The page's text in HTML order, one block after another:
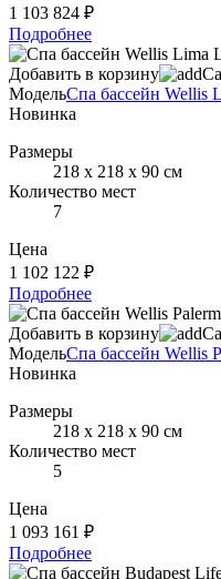
1 103 824 ₽
Подробнее
Добавить в корзину
МодельСпа бассейн Wellis
Новинка
Размеры
218 х 218 х 90 см
Количество мест
7
Цена
1 102 122 ₽
Подробнее
Добавить в корзину
МодельСпа бассейн Wellis
Новинка
Размеры
218 х 218 х 90 см
Количество мест
5
Цена
1 093 161 ₽
Подробнее